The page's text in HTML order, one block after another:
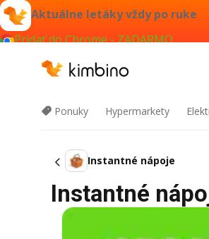
Aktuálne letáky vždy po ruke
Pridať do Chrome - ZADARMO
Ponuky Hypermarkety
Instantné nápoje
Instantné